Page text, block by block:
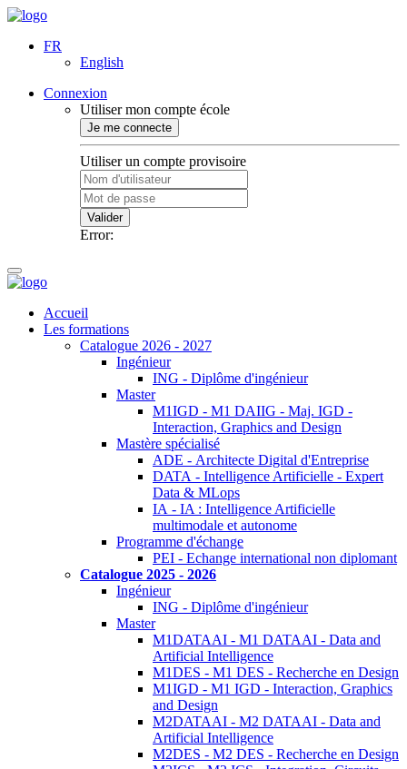
FR
English
Connexion
Utiliser mon compte école
Je me connecte
Utiliser un compte provisoire
Valider
Error:
Accueil
Les formations
Catalogue 2026 - 2027
Ingénieur
ING - Diplôme d'ingénieur
Master
M1IGD - M1 DAIIG - Maj. IGD -
Interaction, Graphics and Design
Mastère spécialisé
ADE - Architecte Digital d'Entreprise
DATA - Intelligence Artificielle - Expert
Data & MLops
IA - IA : Intelligence Artificielle
multimodale et autonome
Programme d'échange
PEI - Echange international non diplomant
Catalogue 2025 - 2026
Ingénieur
ING - Diplôme d'ingénieur
Master
M1DATAAI - M1 DATAAI - Data and
Artificial Intelligence
M1DES - M1 DES - Recherche en Design
M1IGD - M1 IGD - Interaction, Graphics
and Design
M2DATAAI - M2 DATAAI - Data and
Artificial Intelligence
M2DES - M2 DES - Recherche en Design